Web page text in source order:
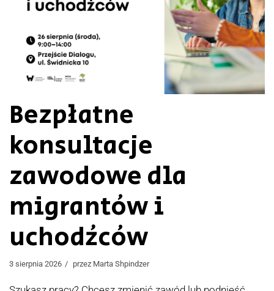
Bezpłatne
konsultacje
zawodowe dla
migrantów i
uchodźców
3 sierpnia 2026 przez Marta Shpindzer